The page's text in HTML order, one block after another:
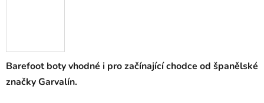
Barefoot boty vhodné i pro začínající chodce od španělské
značky Garvalín.